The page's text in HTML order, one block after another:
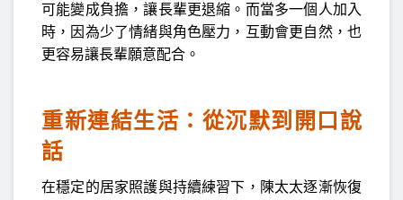
可能變成負擔，讓長輩更退縮。而當多一個人加入
時，因為少了情緒與角色壓力，互動會更自然，也
更容易讓長輩願意配合。
重新連結生活：從沉默到開口說
話
在穩定的居家照護與持續練習下，陳太太逐漸恢復